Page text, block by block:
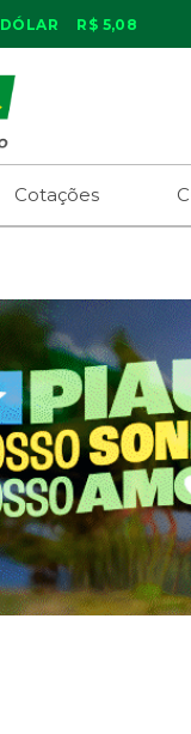
DÓLAR R$ 5,08
Cotações